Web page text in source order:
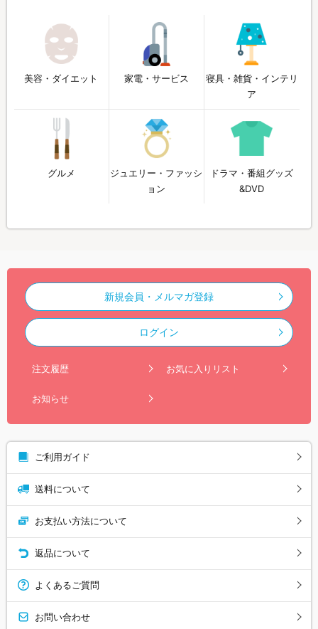
美容・ダイエット 家電・サービス
寝具・雑貨・インテリ
ア
グルメ
ジュエリー・ファッシ
ョン
ドラマ・番組グッズ
&DVD
新規会員・メルマガ登録
ログイン
注文履歴 お気に入りリスト
お知らせ
ご利用ガイド
送料について
お支払い方法について
返品について
よくあるご質問
お問い合わせ